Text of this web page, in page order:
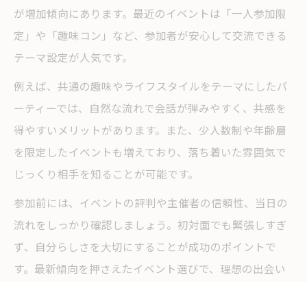
が増加傾向にあります。最近のイベントは「一人参加限
定」や「趣味コン」など、参加者が安心して交流できる
テーマ設定が人気です。
例えば、共通の趣味やライフスタイルをテーマにしたパ
ーティーでは、自然な流れで会話が弾みやすく、共感を
得やすいメリットがあります。また、少人数制や年齢層
を限定したイベントも増えており、落ち着いた雰囲気で
じっくり相手を知ることが可能です。
参加前には、イベントの評判や主催者の信頼性、当日の
流れをしっかり確認しましょう。初対面でも緊張しすぎ
ず、自分らしさを大切にすることが成功のポイントで
す。最新傾向を押さえたイベント選びで、理想の出会い